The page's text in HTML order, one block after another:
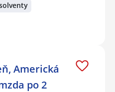
Americká
po 2